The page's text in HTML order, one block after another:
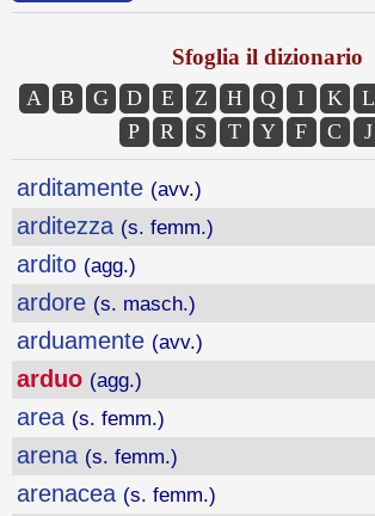
Sfoglia il dizionario
A B G D E Z H Q I K L
P
R S T Y F C J
arditamente (avv.)
arditezza (s. femm.)
ardito (agg.)
ardore (s. masch.)
arduamente (avv.)
arduo (agg.)
area (s. femm.)
arena (s. femm.)
arenacea (s. femm.)